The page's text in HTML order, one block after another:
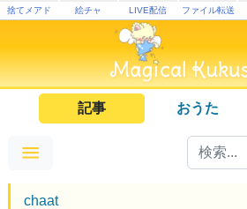
捨てメアド 絵チャ LIVE配信 ファイル転送
記事 おうた
chaat